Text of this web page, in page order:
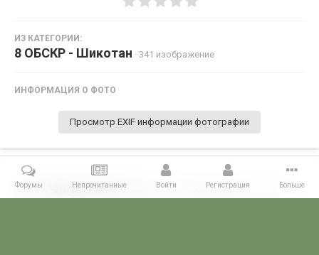
ИЗ КАТЕГОРИИ:
8 ОБСКР - Шикотан · 341 изображение
ИНФОРМАЦИЯ О ФОТО
Просмотр EXIF информации фотографии
Поделиться Подписчики 0
Форумы Непрочитанные Войти Регистрация Больше